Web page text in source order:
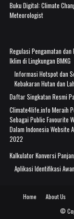
Buku Digital: Climate
Meteorologist
Regulasi Pengamatan dan
Iklim di Lingkungan BMKG
Informasi Hotspot dan
Kebakaran Hutan dan
Daftar Singkatan Resmi
Climate4life.info Meraih
Sebagai Public Favourite
Dalam Indonesia Website
2022
Kalkulator Konversi
Aplikasi Identifikasi
Home About Us
©